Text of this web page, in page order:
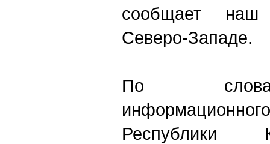
сообщает наш
Северо-Западе.
По
Республики